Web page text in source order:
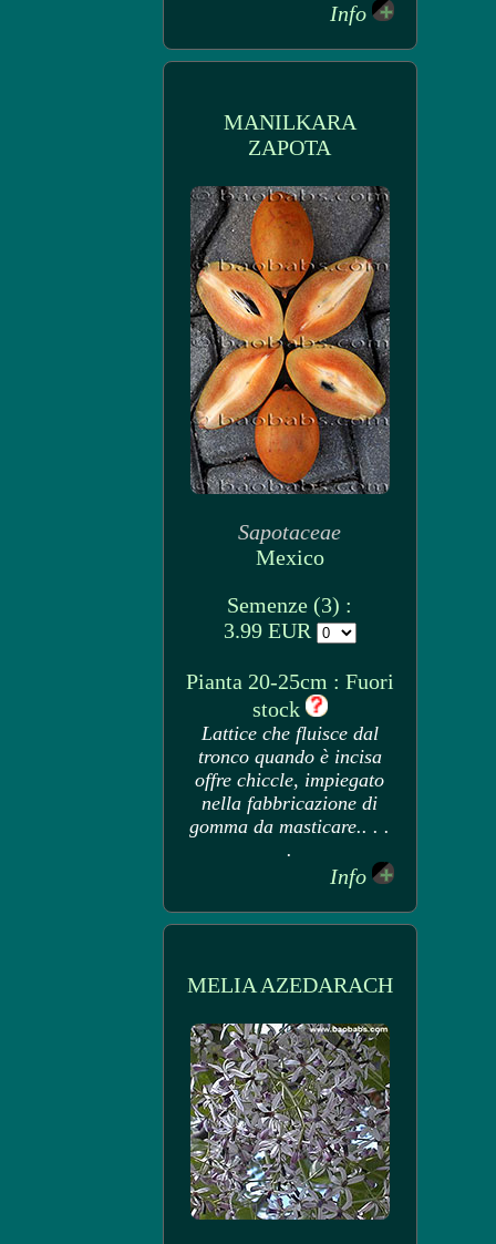
Info
MANILKARA
ZAPOTA
Sapotaceae
Mexico
Semenze (3) :
3.99 EUR
Pianta 20-25cm : Fuori
stock
Lattice che fluisce dal
tronco quando è incisa
offre chiccle, impiegato
nella fabbricazione di
gomma da masticare.. . .
.
Info
MELIA AZEDARACH